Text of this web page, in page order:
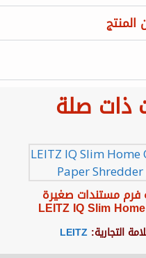
المنتج
ذات صلة
فرم مستندات صغيرة
LEITZ IQ Slim
التجارية: LEITZ